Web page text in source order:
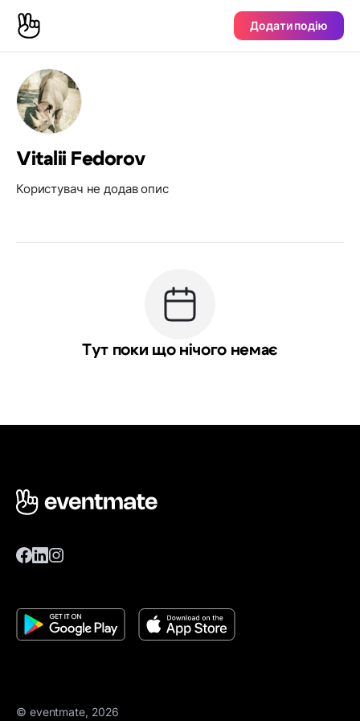
Додати подію
Vitalii Fedorov
Користувач не додав опис
Тут поки що нічого немає
© eventmate, 2026